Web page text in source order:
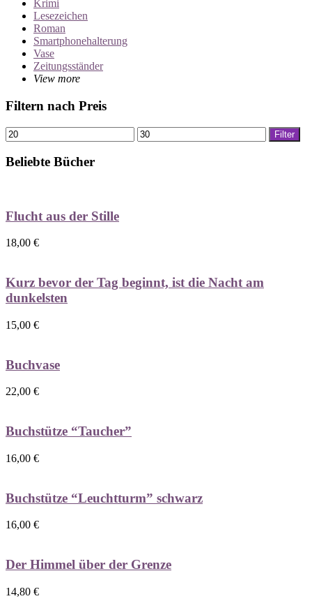
Krimi
Lesezeichen
Roman
Smartphonehalterung
Vase
Zeitungsständer
View more
Filtern nach Preis
Min.
Preis
Max.
Preis
Filter
Beliebte Bücher
Flucht aus der Stille
18,00 €
Kurz bevor der Tag beginnt, ist die Nacht am
dunkelsten
15,00 €
Buchvase
22,00 €
Buchstütze “Taucher”
16,00 €
Buchstütze “Leuchtturm” schwarz
16,00 €
Der Himmel über der Grenze
14,80 €